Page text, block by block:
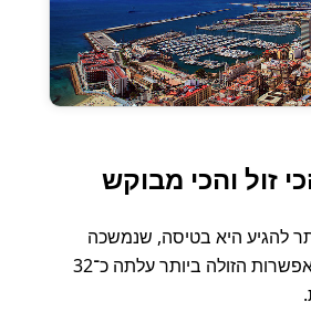
זול והכי מבוקש
להגיע היא בטיסה, שנמשכה
סביב 1.1 שעות. האפשרות הזולה ביותר עלתה כ־32